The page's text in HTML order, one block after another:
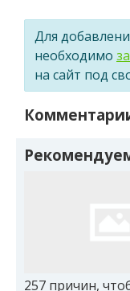
Для
необходимо
на сайт под
257 причин,